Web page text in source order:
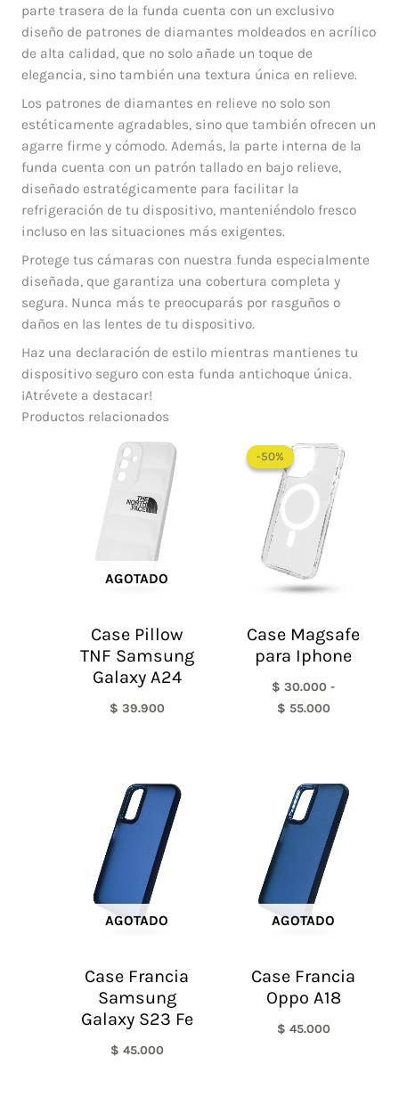
parte trasera de la funda cuenta con un exclusivo
diseño de patrones de diamantes moldeados en acrílico
de alta calidad, que no solo añade un toque de
elegancia, sino también una textura única en relieve.
Los patrones de diamantes en relieve no solo son
estéticamente agradables, sino que también ofrecen un
agarre firme y cómodo. Además, la parte interna de la
funda cuenta con un patrón tallado en bajo relieve,
diseñado estratégicamente para facilitar la
refrigeración de tu dispositivo, manteniéndolo fresco
incluso en las situaciones más exigentes.
Protege tus cámaras con nuestra funda especialmente
diseñada, que garantiza una cobertura completa y
segura. Nunca más te preocuparás por rasguños o
daños en las lentes de tu dispositivo.
Haz una declaración de estilo mientras mantienes tu
dispositivo seguro con esta funda antichoque única.
¡Atrévete a destacar!
Productos relacionados
AGOTADO
Case Pillow
TNF Samsung
Galaxy A24
$ 39.900
-50%
-50%
Case Magsafe
para Iphone
$ 30.000 -
$ 55.000
de
precios:
desde
$ 30.000
hasta
AGOTADO
Case Francia
Samsung
Galaxy S23 Fe
$ 45.000
AGOTADO
Case Francia
Oppo A18
$ 45.000